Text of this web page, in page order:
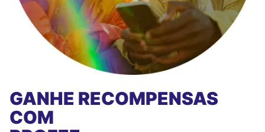
GANHE RECOMPENSAS
COM